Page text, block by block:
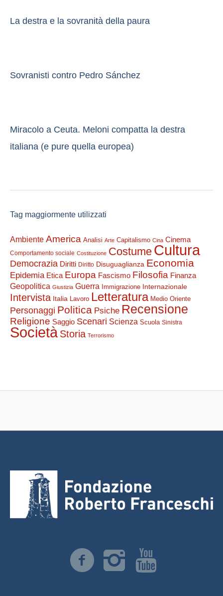
La destra e la sovranità della paura
Sovranisti contro Pedro Sánchez
Miracolo a Ceuta. Meloni compatta la destra
italiana (e pure quella europea)
Tag maggiormente utilizzati
Ambiente America Analisi Arte Capitalismo Cina Cinema
Comportamento sociale Costituzione Costume Cultura
Democrazia Diritti Diritto Disuguaglianza Economia
Epidemia Etica Europa Fascismo Filosofia Finanza
Geopolitica Giustizia Guerra Immigrazione Internazionale
Intervista Italia Lavoro Letteratura Medio Oriente
Personaggi Politica Psiche Recensione
Religione Saggio Scenari Scienza Scuola Sinistra
Società Storia Terrorismo